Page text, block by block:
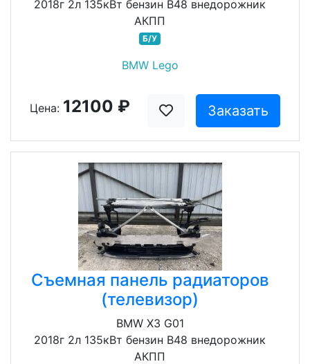
2018г 2л 135кВт бензин B48 внедорожник
АКПП
Б/У
BMW Lego
Цена: 12100 ₽ Заказать
Съемная панель радиаторов
(телевизор)
BMW X3 G01
2018г 2л 135кВт бензин B48 внедорожник
АКПП